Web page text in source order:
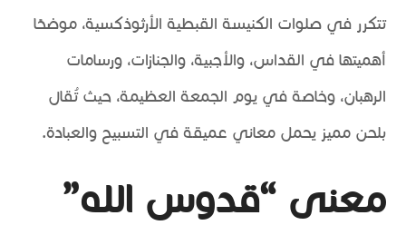
تتكرر في صلوات الكنيسة القبطية الأرثوذكسية، موضحًا
أهميتها في القداس، والأجبية، والجنازات، ورسامات
الرهبان، وخاصة في يوم الجمعة العظيمة، حيث تُقال
بلحن مميز يحمل معاني عميقة في التسبيح والعبادة.
معنى “قدوس الله”